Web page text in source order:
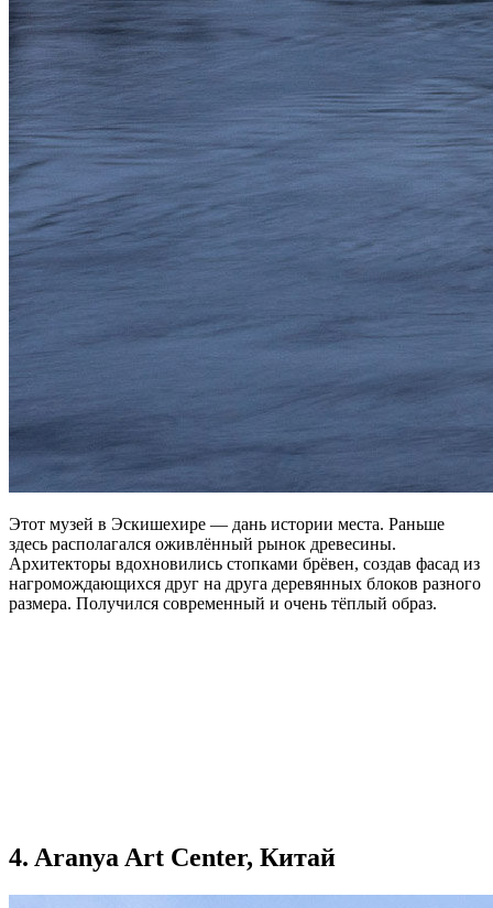
Этот музей в Эскишехире — дань истории места. Раньше
здесь располагался оживлённый рынок древесины.
Архитекторы вдохновились стопками брёвен, создав фасад из
нагромождающихся друг на друга деревянных блоков разного
размера. Получился современный и очень тёплый образ.
4. Aranya Art Center, Китай